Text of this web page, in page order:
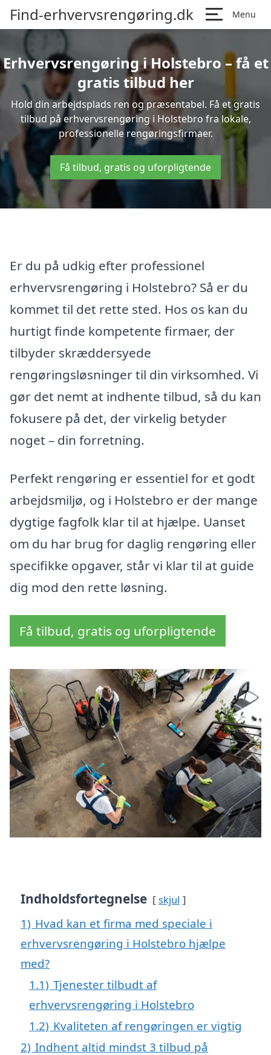
Find-erhvervsrengøring.dk Menu
Erhvervsrengøring i Holstebro – få et
gratis tilbud her
Hold din arbejdsplads ren og præsentabel. Få et gratis
tilbud på erhvervsrengøring i Holstebro fra lokale,
professionelle rengøringsfirmaer.
Få tilbud, gratis og uforpligtende
Er du på udkig efter professionel
erhvervsrengøring i Holstebro? Så er du
kommet til det rette sted. Hos os kan du
hurtigt finde kompetente firmaer, der
tilbyder skræddersyede
rengøringsløsninger til din virksomhed. Vi
gør det nemt at indhente tilbud, så du kan
fokusere på det, der virkelig betyder
noget – din forretning.
Perfekt rengøring er essentiel for et godt
arbejdsmiljø, og i Holstebro er der mange
dygtige fagfolk klar til at hjælpe. Uanset
om du har brug for daglig rengøring eller
specifikke opgaver, står vi klar til at guide
dig mod den rette løsning.
Få tilbud, gratis og uforpligtende
Indholdsfortegnelse skjul
1) Hvad kan et firma med speciale i
erhvervsrengøring i Holstebro hjælpe
med?
1.1) Tjenester tilbudt af
erhvervsrengøring i Holstebro
1.2) Kvaliteten af rengøringen er vigtig
2) Indhent altid mindst 3 tilbud på